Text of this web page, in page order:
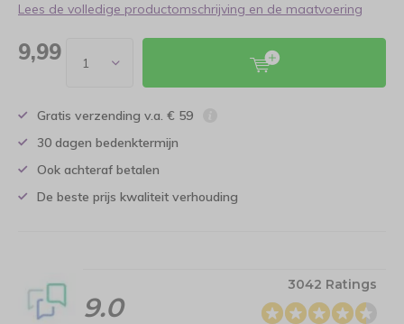
Lees de volledige productomschrijving en de maatvoering
9,99
Gratis verzending v.a. € 59
30 dagen bedenktermijn
Ook achteraf betalen
De beste prijs kwaliteit verhouding
9.0
3042 Ratings